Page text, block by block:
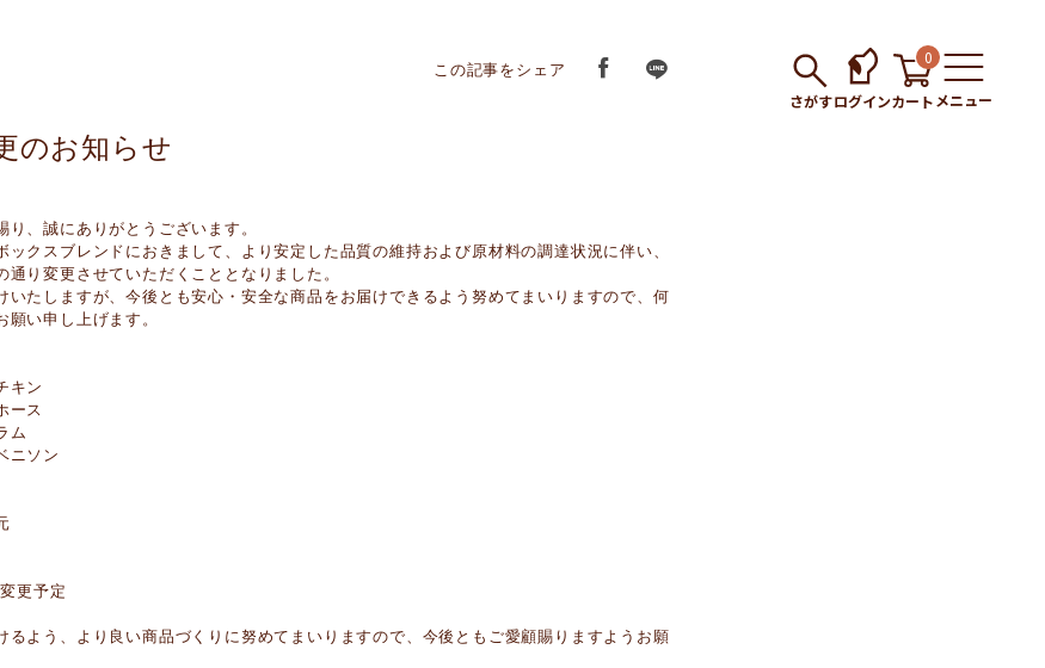
さがすログインカート
0
メニュー
この記事をシェア
のお知らせ
、誠にありがとうございます。
ックスブレンドにおきまして、より安定した品質の維持および原材料の調達状況に伴い、
り変更させていただくこととなりました。
いたしますが、今後とも安心・安全な商品をお届けできるよう努めてまいりますので、何
い申し上げます。
キン
ース
ム
ニソン
更予定
るよう、より良い商品づくりに努めてまいりますので、今後ともご愛顧賜りますようお願